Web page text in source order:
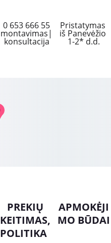
APMOKĖJI
MO BŪDAI
PREKIŲ
KEITIMAS,
POLITIKA
Pristatymas
iš Panevėžio
1-2* d.d.
0 653 666 55
montavimas|
konsultacija